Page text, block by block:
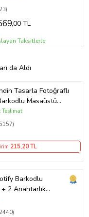
,00 TL
Taksitlerle
da Aldı
Tasarla Fotoğraflı
Masaüstü
Teslimat
215,20 TL
Barkodlu
2 Anahtarlık
Sevgiliye Arkadaşa